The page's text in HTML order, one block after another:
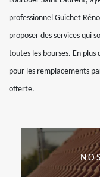
professionnel Guichet
proposer des services qui
toutes les bourses. En
pour les remplacements
offerte.